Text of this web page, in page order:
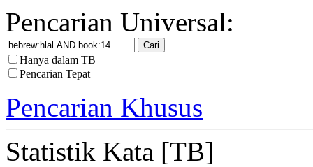
Pencarian Universal:
Hanya dalam TB
Pencarian Tepat
Pencarian Khusus
Statistik Kata [TB]